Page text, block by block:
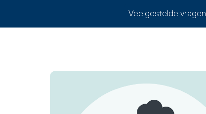
Veelgestelde vragen